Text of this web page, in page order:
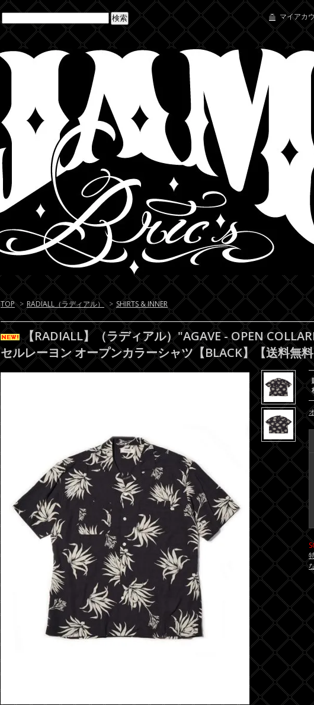
マイアカ
TOP > RADIALL（ラディアル） > SHIRTS & INNER
【RADIALL】（ラディアル）"AGAVE - OPEN
セルレーヨン オープンカラーシャツ【BLACK】【送料無